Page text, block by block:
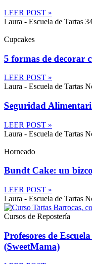
LEER POST »
Laura - Escuela de Tartas
Cupcakes
5 formas de decorar
LEER POST »
Laura - Escuela de Tartas
Seguridad
LEER POST »
Laura - Escuela de Tartas
Horneado
Bundt Cake: un
LEER POST »
Laura - Escuela de Tartas
Cursos de Repostería
Profesores de
(SweetMama)